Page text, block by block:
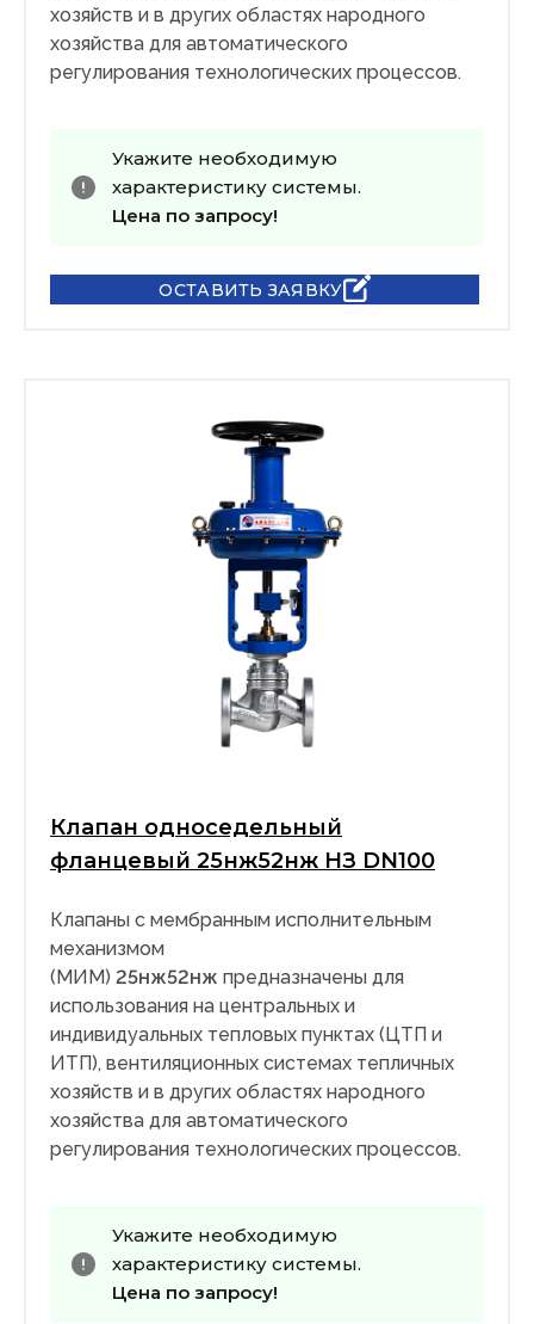
хозяйств и в других областях народного
хозяйства для автоматического
регулирования технологических процессов.
Укажите необходимую
характеристику системы.
Цена по запросу!
ОСТАВИТЬ ЗАЯВКУ
Клапан односедельный
фланцевый 25нж52нж НЗ DN100
Клапаны с мембранным исполнительным
механизмом
(МИМ) 25нж52нж предназначены для
использования на центральных и
индивидуальных тепловых пунктах (ЦТП и
ИТП), вентиляционных системах тепличных
хозяйств и в других областях народного
хозяйства для автоматического
регулирования технологических процессов.
Укажите необходимую
характеристику системы.
Цена по запросу!